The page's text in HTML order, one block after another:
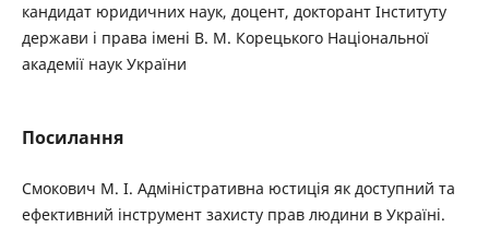
кандидат юридичних наук, доцент, докторант Інституту
держави і права імені В. М. Корецького Національної
академії наук України
Посилання
Смокович М. І. Адміністративна юстиція як доступний та
ефективний інструмент захисту прав людини в Україні.